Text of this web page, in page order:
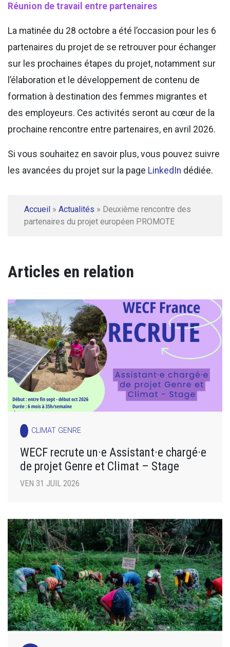
Réunion de travail entre partenaires
La matinée du 28 octobre a été l’occasion pour les 6
partenaires du projet de se retrouver pour échanger
sur les prochaines étapes du projet, notamment sur
l’élaboration et le développement de contenu de
formation à destination des femmes migrantes et
des employeurs. Ces activités seront au cœur de la
prochaine rencontre entre partenaires, en avril 2026.
Si vous souhaitez en savoir plus, vous pouvez suivre
les avancées du projet sur la page LinkedIn dédiée.
Accueil » Actualités » Deuxième rencontre des
partenaires du projet européen PROMOTE
Articles en relation
CLIMAT GENRE
WECF recrute un·e Assistant·e chargé·e
de projet Genre et Climat – Stage
VEN 31 JUIL 2026